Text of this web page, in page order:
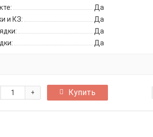
Да
и КЗ:
Да
Да
Да
+ Купить